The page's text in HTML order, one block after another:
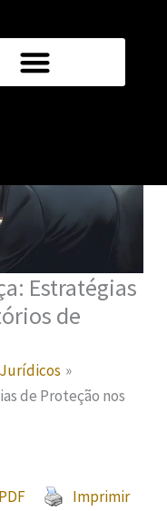
Estratégias
de
de Proteção nos
Imprimir